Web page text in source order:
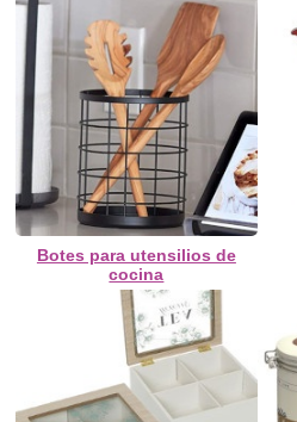
Botes para utensilios de
cocina